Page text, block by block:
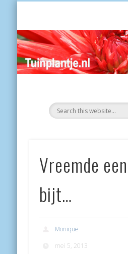
Vreemde
bijt…
Monique
mei 5, 2013